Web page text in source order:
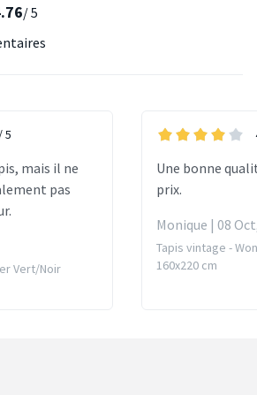
/ 5
/ 5
mais il ne
pas
Vert/Noir
Une bonne
prix.
Monique | 08
Tapis vintage -
160x220 cm